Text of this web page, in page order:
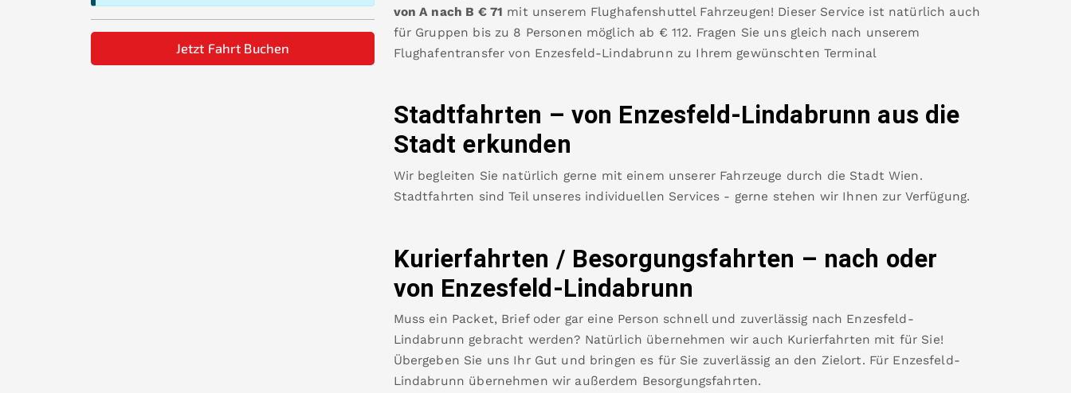
Jetzt Fahrt Buchen
von A nach B € 71 mit unserem Flughafenshuttel Fahrzeugen! Dieser Service ist natürlich auch
für Gruppen bis zu 8 Personen möglich ab € 112. Fragen Sie uns gleich nach unserem
Flughafentransfer von Enzesfeld-Lindabrunn zu Ihrem gewünschten Terminal
Stadtfahrten – von Enzesfeld-Lindabrunn aus die
Stadt erkunden
Wir begleiten Sie natürlich gerne mit einem unserer Fahrzeuge durch die Stadt Wien.
Stadtfahrten sind Teil unseres individuellen Services - gerne stehen wir Ihnen zur Verfügung.
Kurierfahrten / Besorgungsfahrten – nach oder
von Enzesfeld-Lindabrunn
Muss ein Packet, Brief oder gar eine Person schnell und zuverlässig nach Enzesfeld-
Lindabrunn gebracht werden? Natürlich übernehmen wir auch Kurierfahrten mit für Sie!
Übergeben Sie uns Ihr Gut und bringen es für Sie zuverlässig an den Zielort. Für Enzesfeld-
Lindabrunn übernehmen wir außerdem Besorgungsfahrten.